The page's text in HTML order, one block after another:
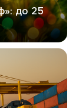
до 25